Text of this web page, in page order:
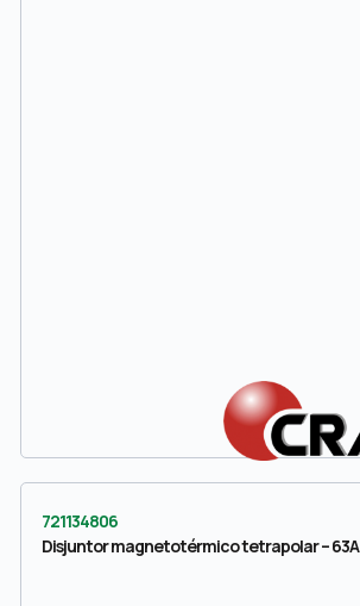
721134806
Disjuntor magnetotérmico tetrapolar – 63A